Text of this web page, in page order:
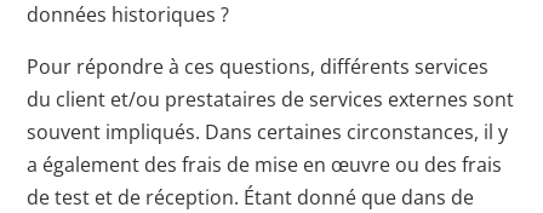
données historiques ?
Pour répondre à ces questions, différents services
du client et/ou prestataires de services externes sont
souvent impliqués. Dans certaines circonstances, il y
a également des frais de mise en œuvre ou des frais
de test et de réception. Étant donné que dans de